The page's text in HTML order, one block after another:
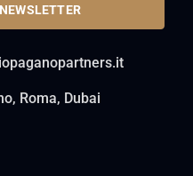
Roma, Dubai